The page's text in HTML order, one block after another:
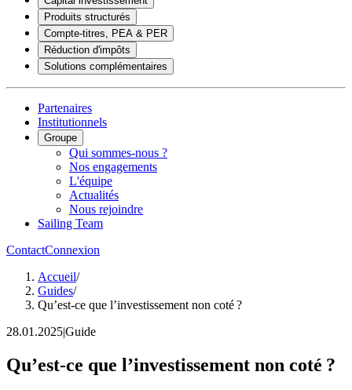
Produits structurés
Compte-titres, PEA & PER
Réduction d'impôts
Solutions complémentaires
Partenaires
Institutionnels
Groupe
Qui sommes-nous ?
Nos engagements
L'équipe
Actualités
Nous rejoindre
Sailing Team
ContactConnexion
Accueil/
Guides/
Qu’est-ce que l’investissement non coté ?
28.01.2025|Guide
Qu’est-ce que l’investissement non coté ?